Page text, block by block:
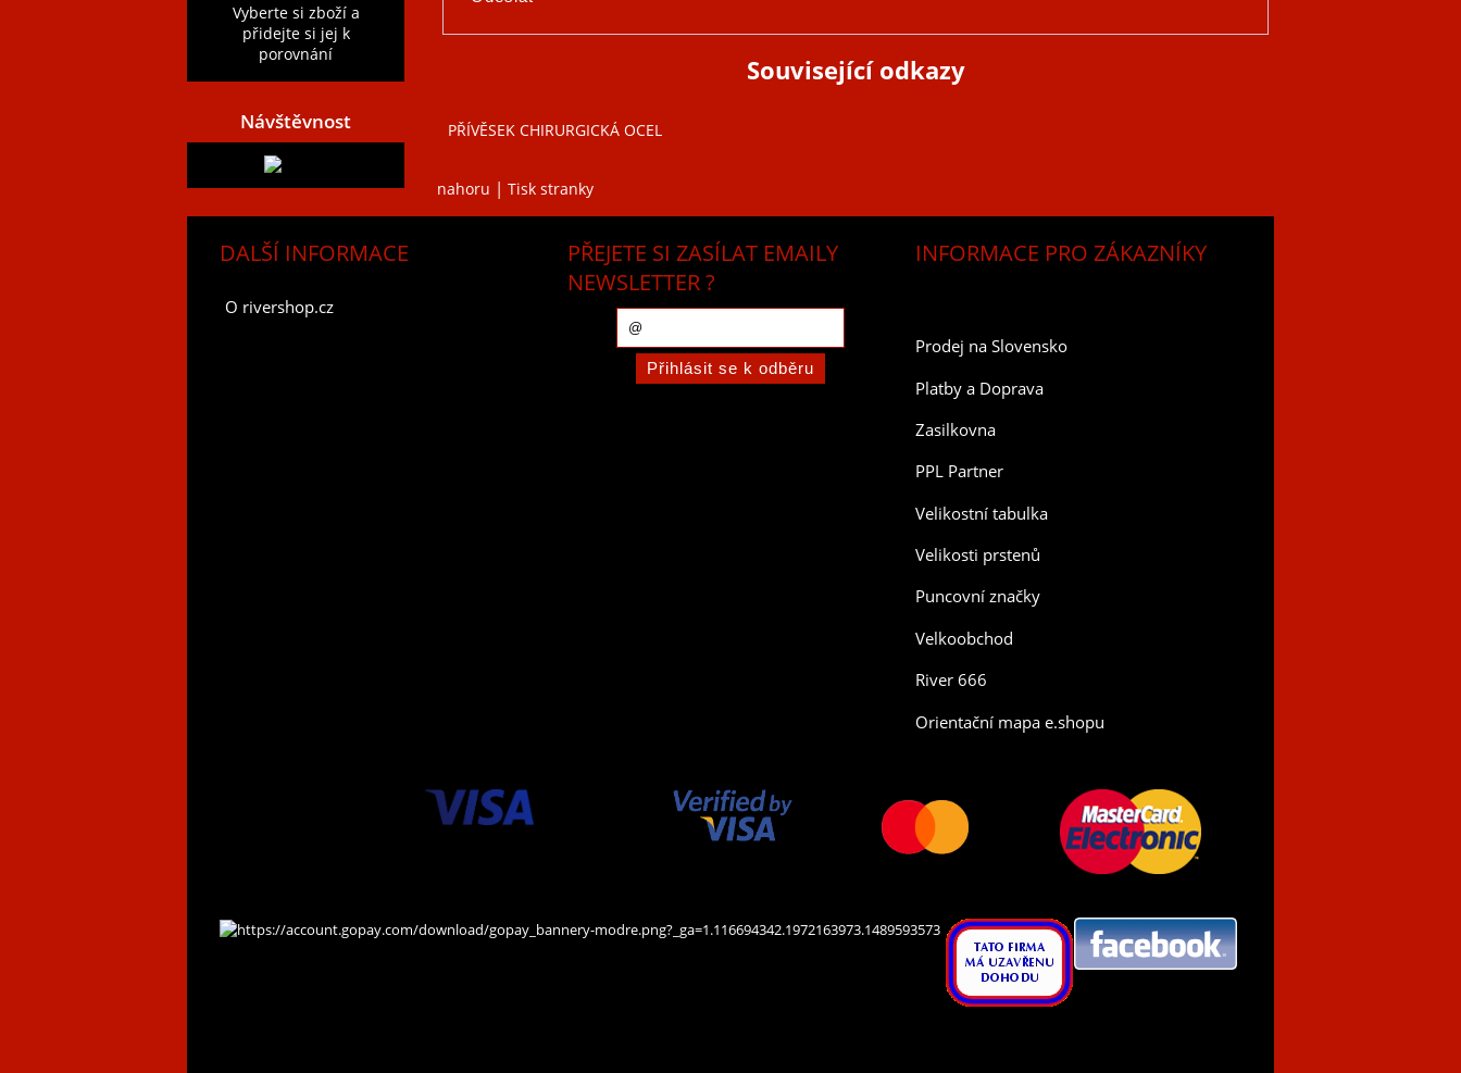
Související odkazy
PŘÍVĚSEK CHIRURGICKÁ OCEL
nahoru | Tisk stranky
Vyberte si zboží a
přidejte si jej k
porovnání
Návštěvnost
DALŠÍ INFORMACE
O rivershop.cz
PŘEJETE SI ZASÍLAT EMAILY
NEWSLETTER ?
INFORMACE PRO ZÁKAZNÍKY
Prodej na Slovensko
Platby a Doprava
Zasilkovna
PPL Partner
Velikostní tabulka
Velikosti prstenů
Puncovní značky
Velkoobchod
River 666
Orientační mapa e.shopu